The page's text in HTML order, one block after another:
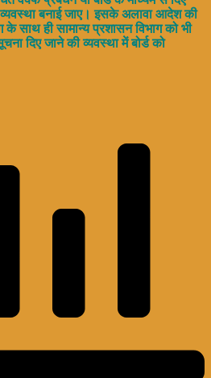
बनाई जाए। इसके अलावा आदेश की
साथ ही सामान्य प्रशासन विभाग को भी
दिए जाने की व्यवस्था में बोर्ड को